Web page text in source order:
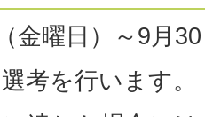
金曜日）～9月
考を行います。